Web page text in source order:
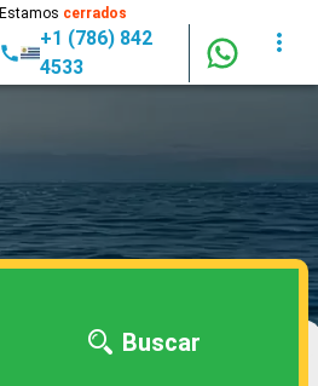
Estamos cerrados
+1 (786) 842
4533
Buscar